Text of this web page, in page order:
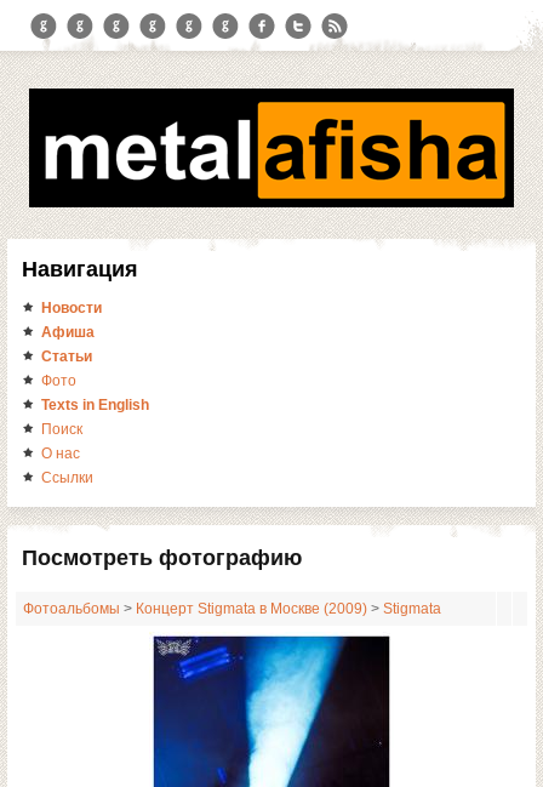
Навигация
Новости
Афиша
Статьи
Фото
Texts in English
Поиск
О нас
Ссылки
Посмотреть фотографию
Фотоальбомы > Концерт Stigmata в Москве (2009) > Stigmata